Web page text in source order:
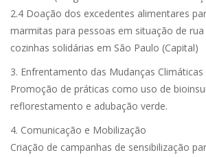
2.4 Doação dos excedentes alimentares
marmitas para pessoas em situação de
cozinhas solidárias em São Paulo (Capital)
3. Enfrentamento das Mudanças Climáticas
Promoção de práticas como uso de
reflorestamento e adubação verde.
4. Comunicação e Mobilização
Criação de campanhas de sensibilização